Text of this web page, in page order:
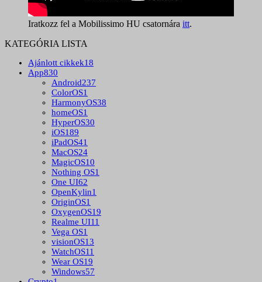
Iratkozz fel a Mobilissimo HU csatornára itt.
KATEGÓRIA LISTA
Ajánlott cikkek18
App830
Android237
ColorOS1
HarmonyOS38
homeOS1
HyperOS30
iOS189
iPadOS41
MacOS24
MagicOS10
Nothing OS1
One UI62
OpenKylin1
OriginOS1
OxygenOS19
Realme UI11
Vega OS1
visionOS13
WatchOS11
Wear OS19
Windows57